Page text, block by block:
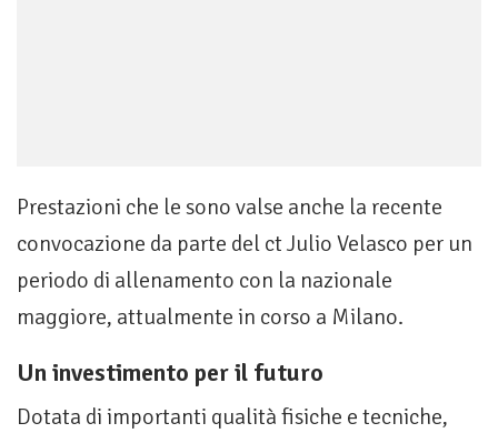
Prestazioni che le sono valse anche la recente
convocazione da parte del ct Julio Velasco per un
periodo di allenamento con la nazionale
maggiore, attualmente in corso a Milano.
Un investimento per il futuro
Dotata di importanti qualità fisiche e tecniche,